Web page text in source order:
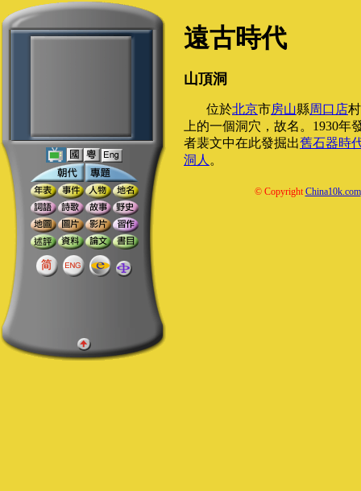
遠古時代
山頂洞
位於北京市房山縣周口店
上的一個洞穴，故名。1930年
者裴文中在此發掘出舊石器時
洞人 。
© CopyrightChina10k.com